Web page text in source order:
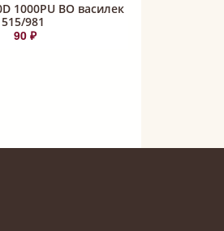
1000PU ВО василек
515/981
90 ₽